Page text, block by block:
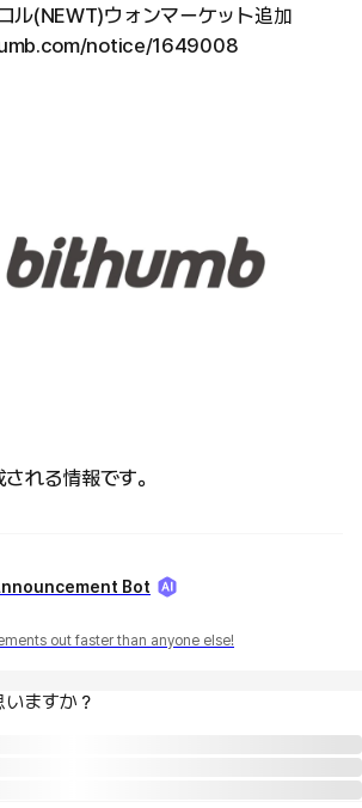
ル(NEWT)ウォンマーケット追加
notice/1649008
れる情報です。
Bot
out faster than anyone else!
ますか？